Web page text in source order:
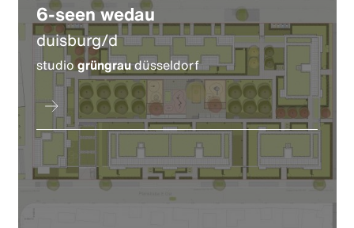
6-seen wedau
duisburg/d
studiogrüngraudüsseldorf